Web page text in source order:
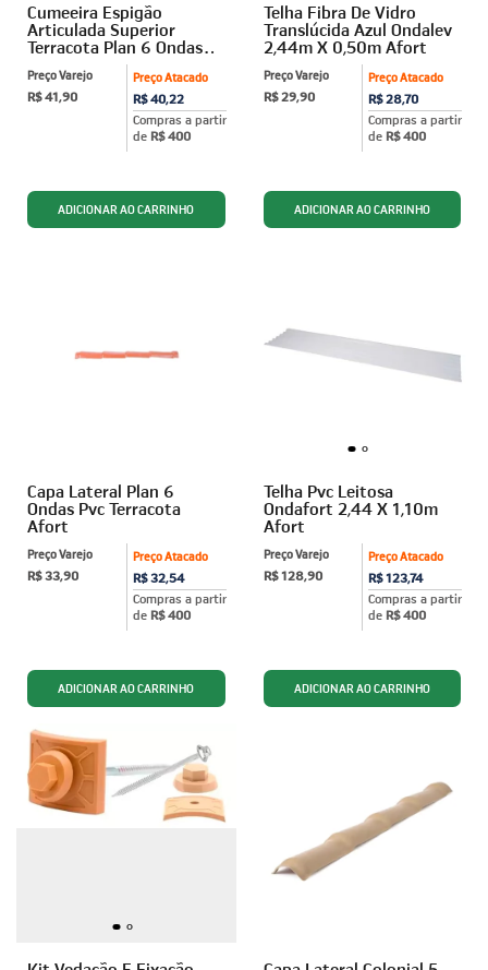
Cumeeira Espigão
Articulada Superior
Terracota Plan 6 Ondas
Afort
Preço Atacado
R$ 40,22
Compras a partir
de R$ 400
Preço Varejo
R$ 41,90
Telha Fibra De Vidro
Translúcida Azul Ondalev
2,44m X 0,50m Afort
Preço Atacado
R$ 28,70
Compras a partir
de R$ 400
Preço Varejo
R$ 29,90
Capa Lateral Plan 6
Ondas Pvc Terracota
Afort
Preço Atacado
R$ 32,54
Compras a partir
de R$ 400
Preço Varejo
R$ 33,90
Telha Pvc Leitosa
Ondafort 2,44 X 1,10m
Afort
Preço Atacado
R$ 123,74
Compras a partir
de R$ 400
Preço Varejo
R$ 128,90